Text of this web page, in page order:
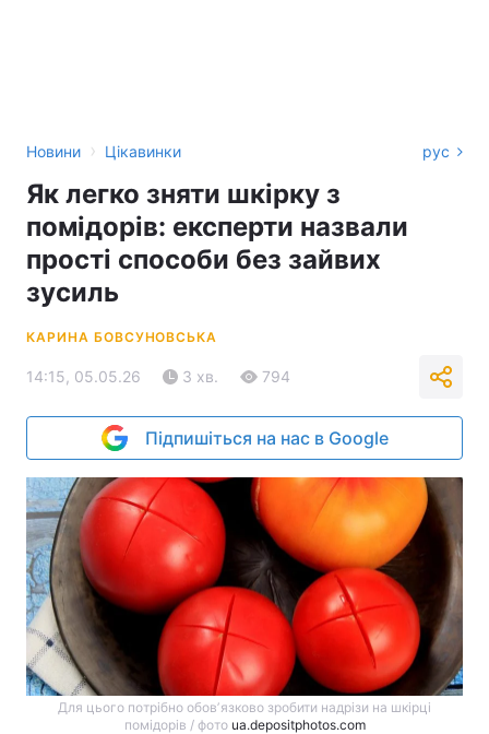
Новини › Цікавинки рус
Як легко зняти шкірку з
помідорів: експерти назвали
прості способи без зайвих
зусиль
КАРИНА БОВСУНОВСЬКА
14:15, 05.05.26 3 хв. 794
Підпишіться на нас в Google
Для цього потрібно обовʼязково зробити надрізи на шкірці
помідорів / фото ua.depositphotos.com